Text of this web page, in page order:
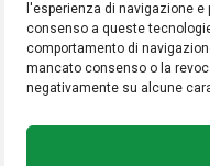
l'esperienza di navigazione e
consenso a queste
comportamento di
mancato consenso o la
negativamente su alcune
Torna alle schede